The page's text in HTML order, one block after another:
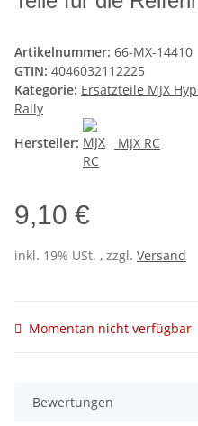
Artikelnummer: 66-MX-14410
GTIN: 4046032112225
Kategorie: Ersatzteile MJX
Rally
Hersteller:
MJX RC
9,10 €
inkl. 19% USt. , zzgl. Versand
Momentan nicht verfügbar
Bewertungen